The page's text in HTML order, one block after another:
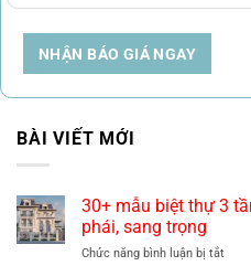
NHẬN BÁO GIÁ NGAY
BÀI VIẾT MỚI
30+ mẫu biệt thự 3
phái, sang trọng
Chức năng bình luận bị tắtở